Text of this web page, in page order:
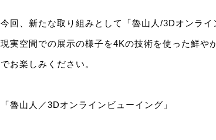
今回、新たな取り組みとして「魯山人/3Dオンラ
現実空間での展示の様子を4Kの技術を使った鮮や
でお楽しみください。
「魯⼭⼈／3Dオンラインビューイング」